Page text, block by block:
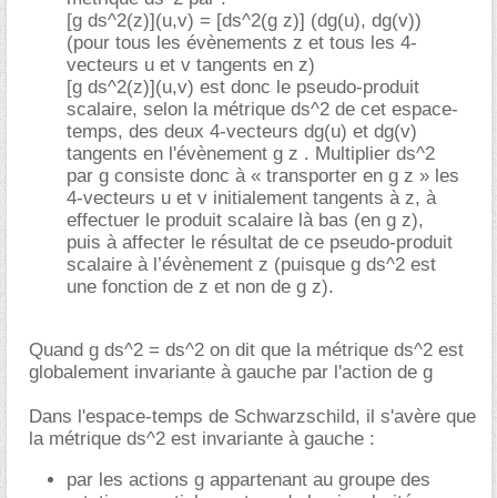
[g ds^2(z)](u,v) = [ds^2(g z)] (dg(u), dg(v))
(pour tous les évènements z et tous les 4-
vecteurs u et v tangents en z)
[g ds^2(z)](u,v) est donc le pseudo-produit
scalaire, selon la métrique ds^2 de cet espace-
temps, des deux 4-vecteurs dg(u) et dg(v)
tangents en l'évènement g z . Multiplier ds^2
par g consiste donc à « transporter en g z » les
4-vecteurs u et v initialement tangents à z, à
effectuer le produit scalaire là bas (en g z),
puis à affecter le résultat de ce pseudo-produit
scalaire à l’évènement z (puisque g ds^2 est
une fonction de z et non de g z).
Quand g ds^2 = ds^2 on dit que la métrique ds^2 est
globalement invariante à gauche par l'action de g
Dans l'espace-temps de Schwarzschild, il s'avère que
la métrique ds^2 est invariante à gauche :
par les actions g appartenant au groupe des